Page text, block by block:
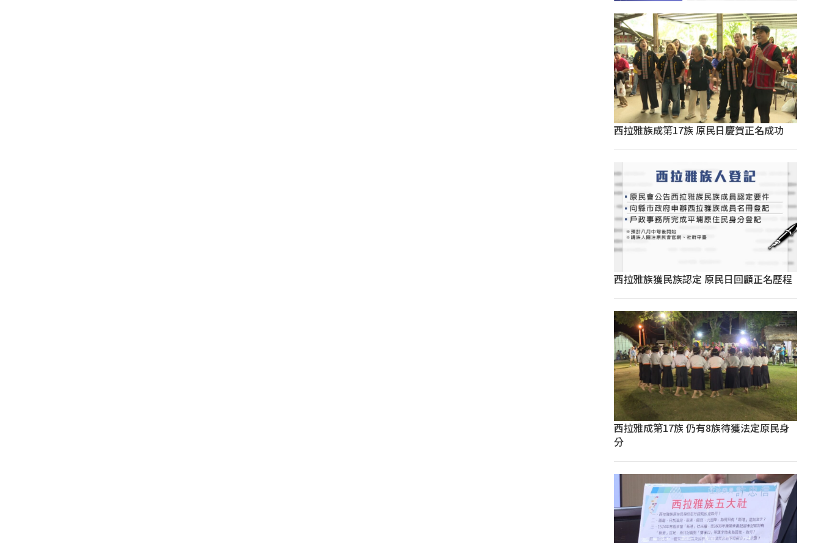
西拉雅族成第17族 原民日慶賀正名成功
西拉雅族獲民族認定 原民日回顧正名歷程
西拉雅成第17族 仍有8族待獲法定原民身
分